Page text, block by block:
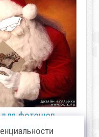
фотошоп -
мороз!